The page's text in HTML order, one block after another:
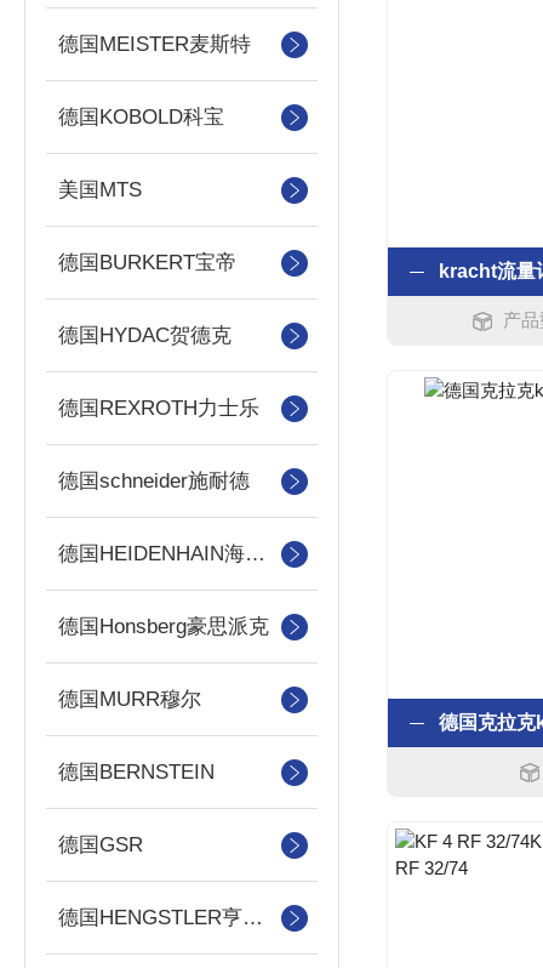
德国MEISTER麦斯特
德国KOBOLD科宝
美国MTS
德国BURKERT宝帝
德国HYDAC贺德克
德国REXROTH力士乐
德国schneider施耐德
德国HEIDENHAIN海德汉
德国Honsberg豪思派克
德国MURR穆尔
德国BERNSTEIN
德国GSR
德国HENGSTLER亨士乐
产